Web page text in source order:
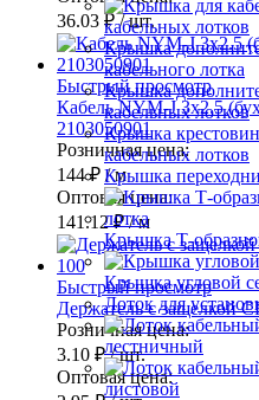
кабельных лотков
Крышка
кабельного лотка
Крышка
кабельных лотков
Крышка
кабельных лотков
Крышка
Крышка Т-
Крышка угловой
Лоток для
лестничный
листовой
36.03 ₽/ шт.
Быстрый просмотр
Кабель NYM-J 3х2.5
2103050901
Розничная цена:
144 ₽/ м
Оптовая цена:
141.12 ₽/ м
Быстрый просмотр
Держатель с защелкой
Розничная цена:
3.10 ₽/ шт.
Оптовая цена: